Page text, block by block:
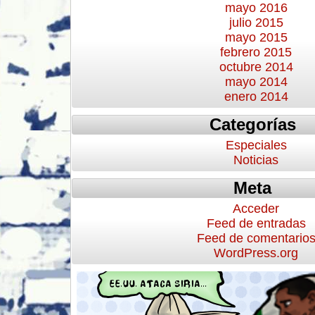
mayo 2016
julio 2015
mayo 2015
febrero 2015
octubre 2014
mayo 2014
enero 2014
Categorías
Especiales
Noticias
Meta
Acceder
Feed de entradas
Feed de comentarios
WordPress.org